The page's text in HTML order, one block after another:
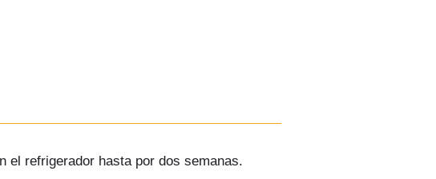
el refrigerador hasta por dos semanas.